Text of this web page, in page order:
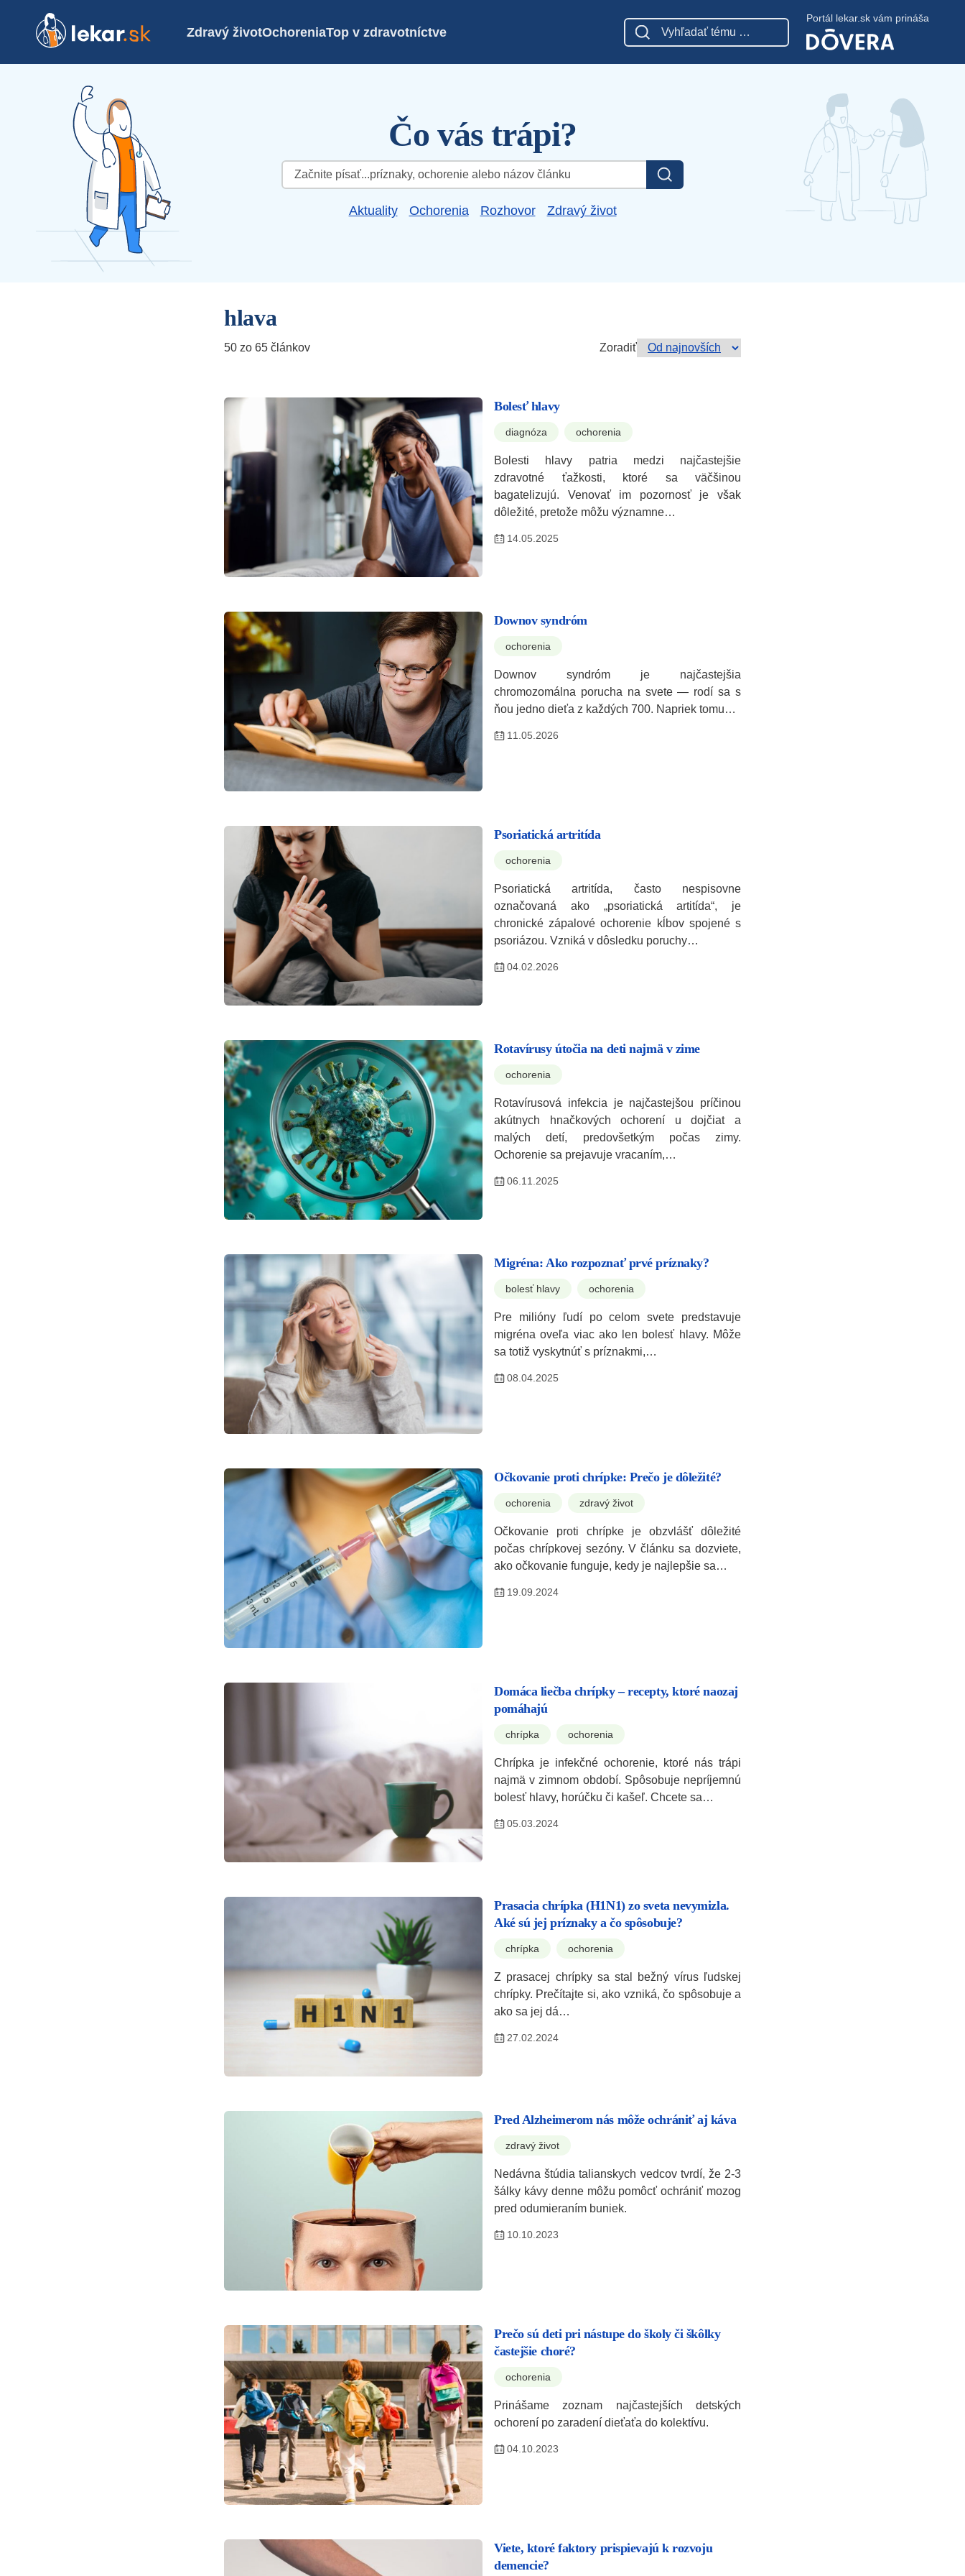
Zdravý životOchoreniaTop v zdravotníctve
Portál lekar.sk vám prináša
Čo vás trápi?
Hľadať:
Aktuality Ochorenia Rozhovor Zdravý život
hlava
50 zo 65 článkov Zoradiť
Bolesť hlavy
diagnóza ochorenia
Bolesti hlavy patria medzi najčastejšie
zdravotné ťažkosti, ktoré sa väčšinou
bagatelizujú. Venovať im pozornosť je však
dôležité, pretože môžu významne…
14.05.2025
Downov syndróm
ochorenia
Downov syndróm je najčastejšia
chromozomálna porucha na svete — rodí sa s
ňou jedno dieťa z každých 700. Napriek tomu…
11.05.2026
Psoriatická artritída
ochorenia
Psoriatická artritída, často nespisovne
označovaná ako „psoriatická artitída“, je
chronické zápalové ochorenie kĺbov spojené s
psoriázou. Vzniká v dôsledku poruchy…
04.02.2026
Rotavírusy útočia na deti najmä v zime
ochorenia
Rotavírusová infekcia je najčastejšou príčinou
akútnych hnačkových ochorení u dojčiat a
malých detí, predovšetkým počas zimy.
Ochorenie sa prejavuje vracaním,…
06.11.2025
Migréna: Ako rozpoznať prvé príznaky?
bolesť hlavy ochorenia
Pre milióny ľudí po celom svete predstavuje
migréna oveľa viac ako len bolesť hlavy. Môže
sa totiž vyskytnúť s príznakmi,…
08.04.2025
Očkovanie proti chrípke: Prečo je dôležité?
ochorenia zdravý život
Očkovanie proti chrípke je obzvlášť dôležité
počas chrípkovej sezóny. V článku sa dozviete,
ako očkovanie funguje, kedy je najlepšie sa…
19.09.2024
Domáca liečba chrípky – recepty, ktoré naozaj
pomáhajú
chrípka ochorenia
Chrípka je infekčné ochorenie, ktoré nás trápi
najmä v zimnom období. Spôsobuje nepríjemnú
bolesť hlavy, horúčku či kašeľ. Chcete sa…
05.03.2024
Prasacia chrípka (H1N1) zo sveta nevymizla.
Aké sú jej príznaky a čo spôsobuje?
chrípka ochorenia
Z prasacej chrípky sa stal bežný vírus ľudskej
chrípky. Prečítajte si, ako vzniká, čo spôsobuje a
ako sa jej dá…
27.02.2024
Pred Alzheimerom nás môže ochrániť aj káva
zdravý život
Nedávna štúdia talianskych vedcov tvrdí, že 2-3
šálky kávy denne môžu pomôcť ochrániť mozog
pred odumieraním buniek.
10.10.2023
Prečo sú deti pri nástupe do školy či škôlky
častejšie choré?
ochorenia
Prinášame zoznam najčastejších detských
ochorení po zaradení dieťaťa do kolektívu.
04.10.2023
Viete, ktoré faktory prispievajú k rozvoju
demencie?